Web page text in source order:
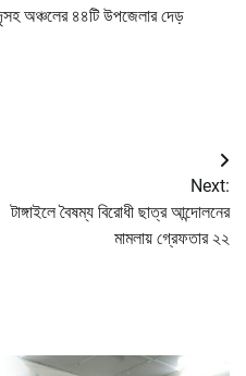
অঞ্চলের ৪৪টি উপজেলার দেড়
Next:
টাঙ্গাইলে বৈষম্য বিরোধী ছাত্র আন্দোলনের
মামলায় গ্রেফতার ২২